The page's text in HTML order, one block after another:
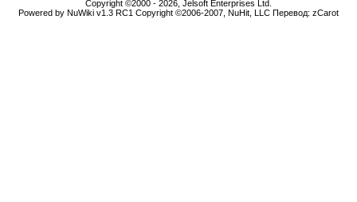
Copyright ©2000 - 2026, Jelsoft Enterprises Ltd.
Powered by NuWiki v1.3 RC1 Copyright ©2006-2007, NuHit, LLC Перевод: zCarot